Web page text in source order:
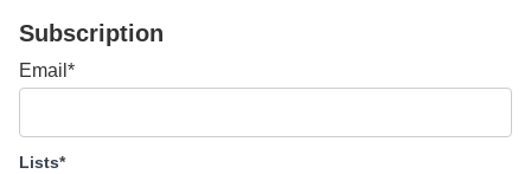
Subscription
Email*
Lists*